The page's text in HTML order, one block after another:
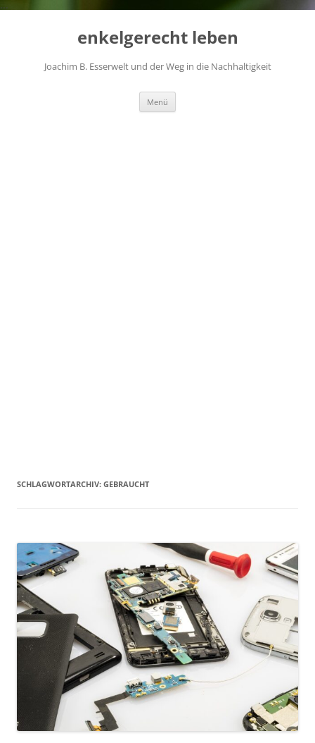
...
Zum
enkelgerecht leben
Joachim B. Esserwelt und der Weg in die Nachhaltigkeit
Menü
SCHLAGWORTARCHIV: GEBRAUCHT